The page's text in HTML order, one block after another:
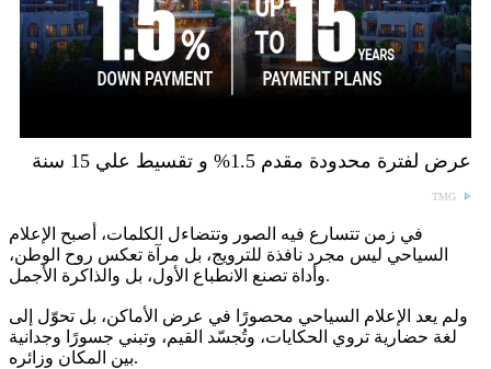
عرض لفترة محدودة مقدم 1.5% و تقسيط علي 15 سنة
TMG
في زمن تتسارع فيه الصور وتتضاءل الكلمات، أصبح الإعلام
السياحي ليس مجرد نافذة للترويج، بل مرآة تعكس روح الوطن،
وأداة تصنع الانطباع الأول، بل والذاكرة الأجمل.
ولم يعد الإعلام السياحي محصورًا في عرض الأماكن، بل تحوّل إلى
لغة حضارية تروي الحكايات، وتُجسّد القيم، وتبني جسورًا وجدانية
بين المكان وزائره.